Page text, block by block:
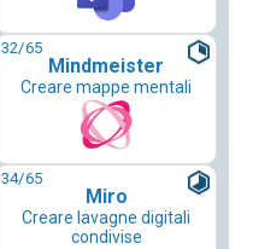
32/65
Mindmeister
Creare mappe mentali
34/65
Miro
Creare lavagne digitali
condivise